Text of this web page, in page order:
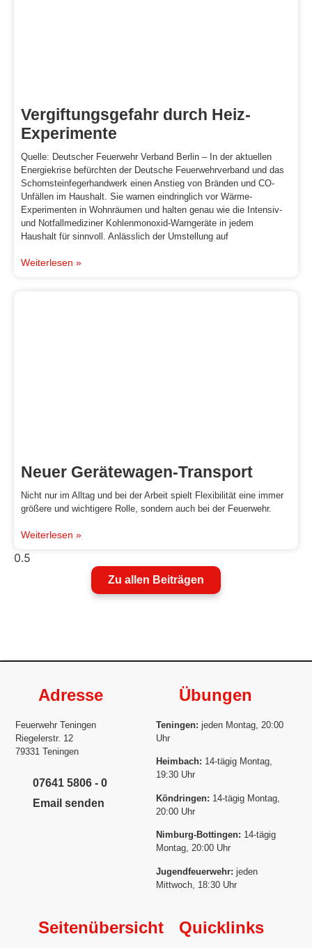
Vergiftungsgefahr durch Heiz-
Experimente
Quelle: Deutscher Feuerwehr Verband Berlin – In der aktuellen
Energiekrise befürchten der Deutsche Feuerwehrverband und das
Schornsteinfegerhandwerk einen Anstieg von Bränden und CO-
Unfällen im Haushalt. Sie warnen eindringlich vor Wärme-
Experimenten in Wohnräumen und halten genau wie die Intensiv-
und Notfallmediziner Kohlenmonoxid-Warngeräte in jedem
Haushalt für sinnvoll. Anlässlich der Umstellung auf
Weiterlesen »
Neuer Gerätewagen-Transport
Nicht nur im Alltag und bei der Arbeit spielt Flexibilität eine immer
größere und wichtigere Rolle, sondern auch bei der Feuerwehr.
Weiterlesen »
Zu allen Beiträgen
Adresse
Feuerwehr Teningen
Riegelerstr. 12
79331 Teningen
07641 5806 - 0
Email senden
Übungen
Teningen: jeden Montag, 20:00
Uhr
Heimbach: 14-tägig Montag,
19:30 Uhr
Köndringen: 14-tägig Montag,
20:00 Uhr
Nimburg-Bottingen: 14-tägig
Montag, 20:00 Uhr
Jugendfeuerwehr: jeden
Mittwoch, 18:30 Uhr
Seitenübersicht Quicklinks